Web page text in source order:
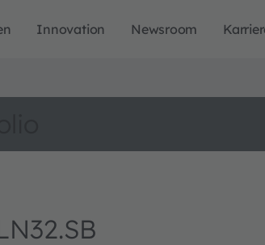
Innovation Newsroom